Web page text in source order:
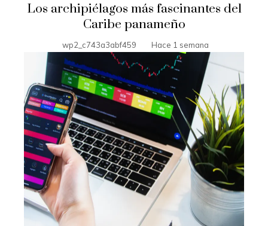
Los archipiélagos más fascinantes del
Caribe panameño
wp2_c743a3abf459 Hace 1 semana